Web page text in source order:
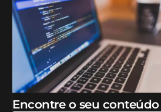
Encontre o seu conteúdo